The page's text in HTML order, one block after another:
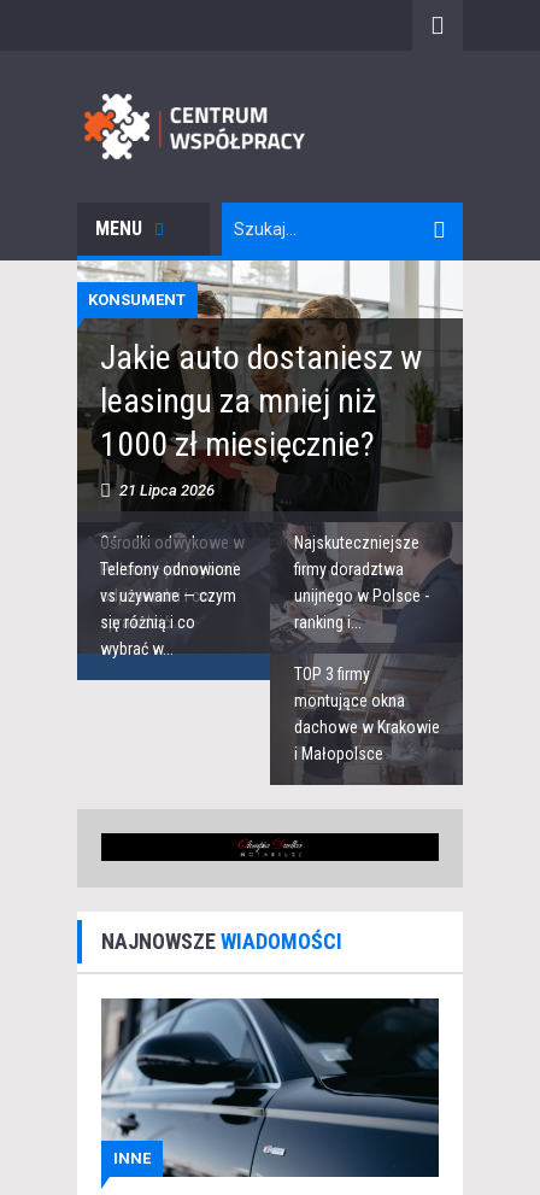
MENU
KONSUMENT
Jakie auto dostaniesz w
leasingu za mniej niż
1000 zł miesięcznie?
21 Lipca 2026
Ośrodki odwykowe w
Polsce – jak wybrać
odpowiedni i co
sprawdzić...
Najskuteczniejsze
firmy doradztwa
unijnego w Polsce -
ranking i...
Telefony odnowione
vs używane — czym
się różnią i co
wybrać w...
TOP 3 firmy
montujące okna
dachowe w Krakowie
i Małopolsce
NAJNOWSZEWIADOMOŚCI
INNE